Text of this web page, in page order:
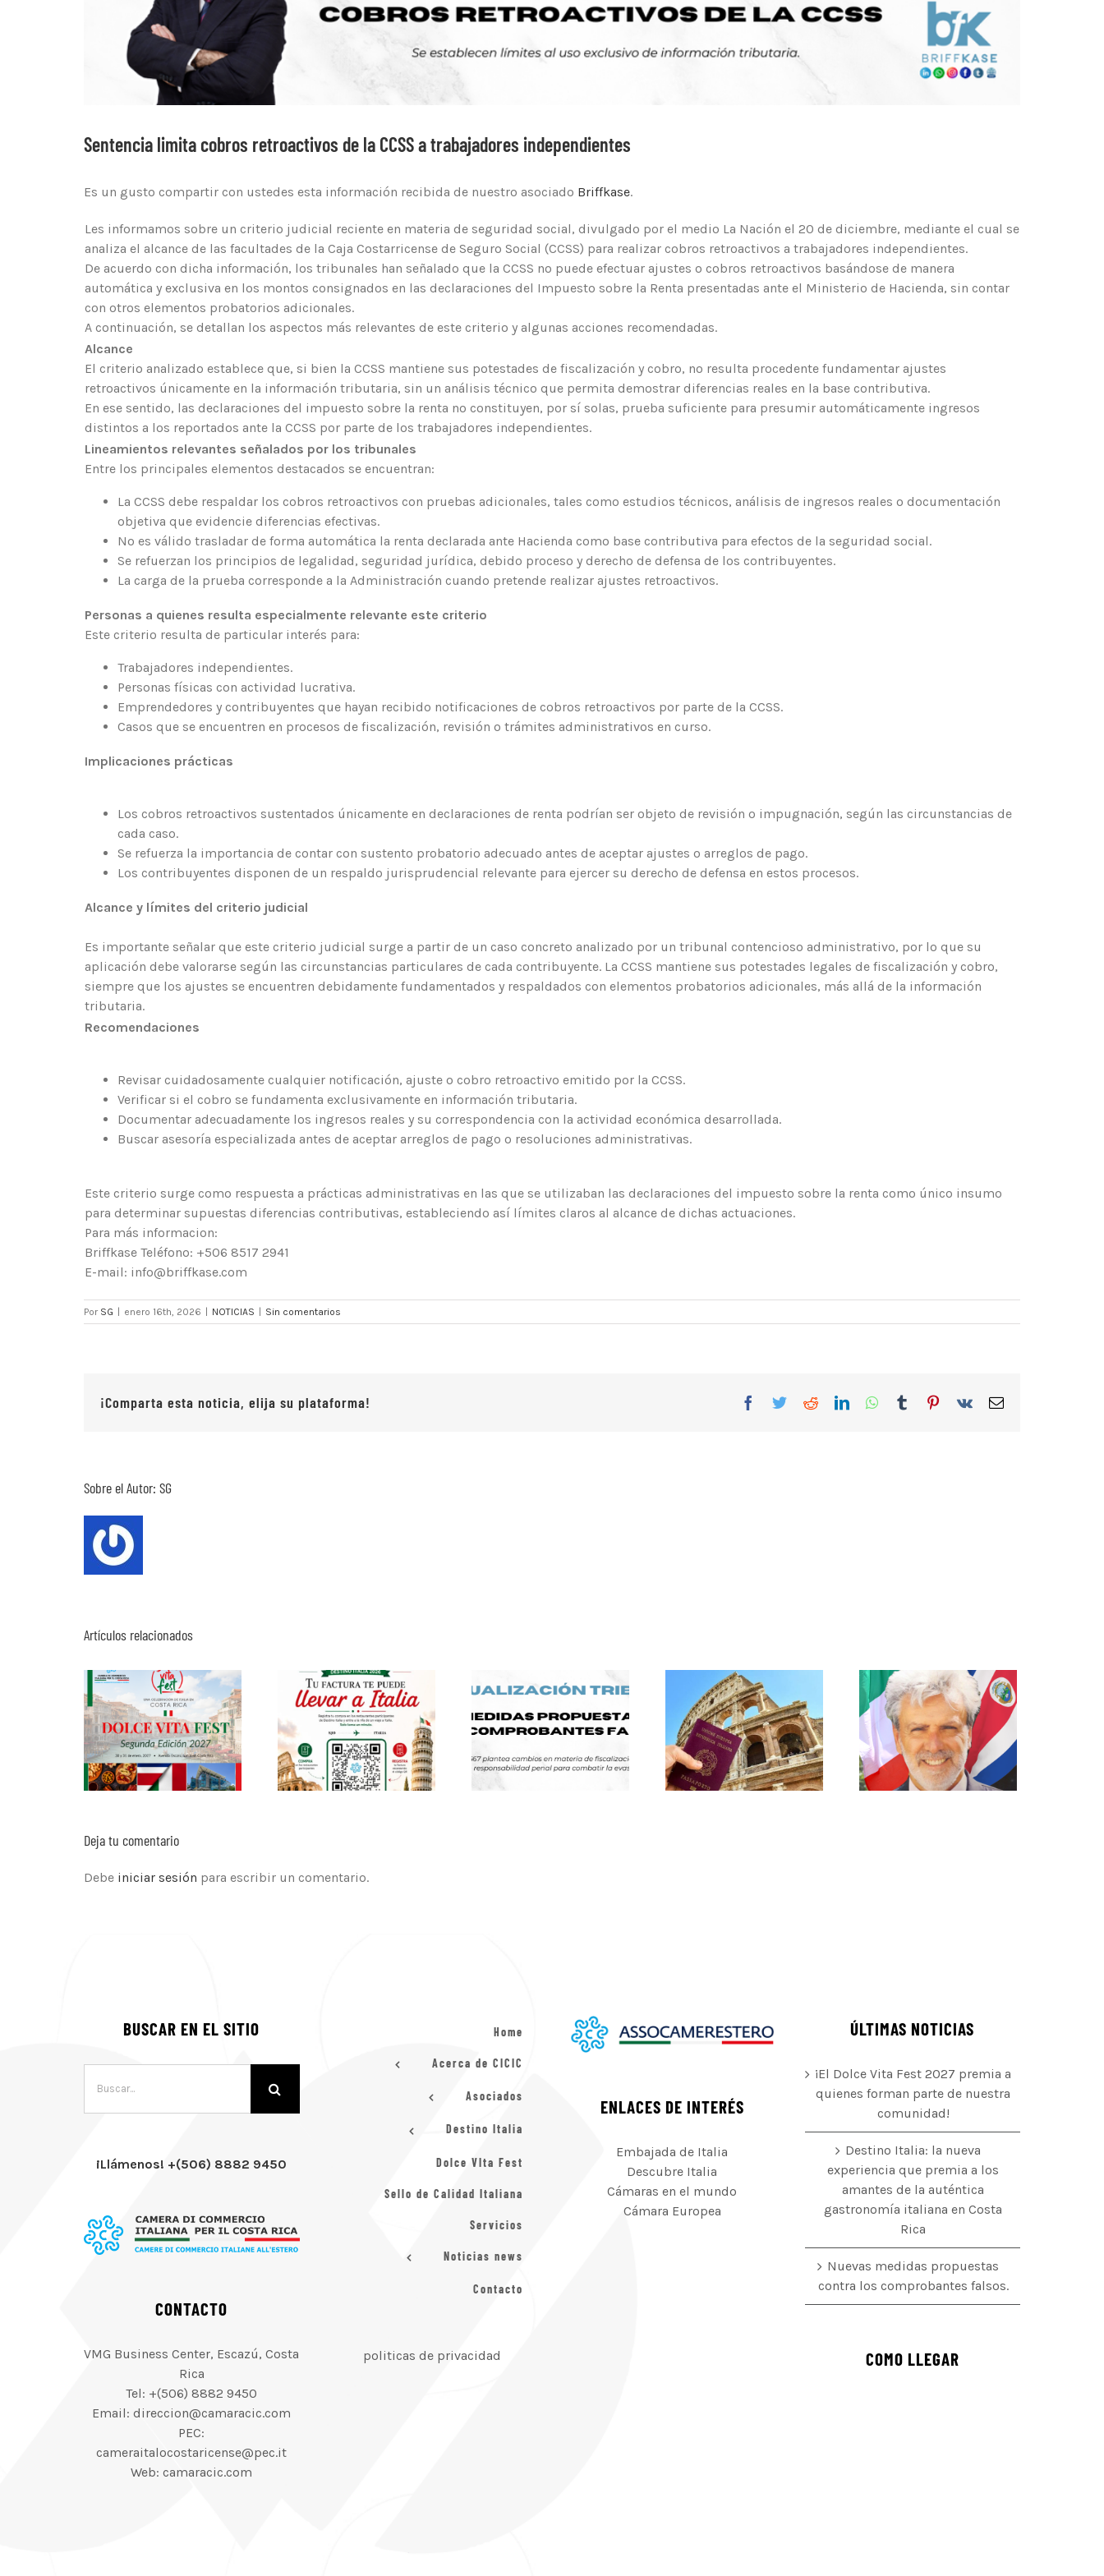
Sentencia limita cobros retroactivos de la CCSS a trabajadores independientes
Es un gusto compartir con ustedes esta información recibida de nuestro asociado Briffkase.
Les informamos sobre un criterio judicial reciente en materia de seguridad social, divulgado por el medio La Nación el 20 de diciembre, mediante el cual se
analiza el alcance de las facultades de la Caja Costarricense de Seguro Social (CCSS) para realizar cobros retroactivos a trabajadores independientes.
De acuerdo con dicha información, los tribunales han señalado que la CCSS no puede efectuar ajustes o cobros retroactivos basándose de manera
automática y exclusiva en los montos consignados en las declaraciones del Impuesto sobre la Renta presentadas ante el Ministerio de Hacienda, sin contar
con otros elementos probatorios adicionales.
A continuación, se detallan los aspectos más relevantes de este criterio y algunas acciones recomendadas.
Alcance
El criterio analizado establece que, si bien la CCSS mantiene sus potestades de fiscalización y cobro, no resulta procedente fundamentar ajustes
retroactivos únicamente en la información tributaria, sin un análisis técnico que permita demostrar diferencias reales en la base contributiva.
En ese sentido, las declaraciones del impuesto sobre la renta no constituyen, por sí solas, prueba suficiente para presumir automáticamente ingresos
distintos a los reportados ante la CCSS por parte de los trabajadores independientes.
Lineamientos relevantes señalados por los tribunales
Entre los principales elementos destacados se encuentran:
La CCSS debe respaldar los cobros retroactivos con pruebas adicionales, tales como estudios técnicos, análisis de ingresos reales o documentación
objetiva que evidencie diferencias efectivas.
No es válido trasladar de forma automática la renta declarada ante Hacienda como base contributiva para efectos de la seguridad social.
Se refuerzan los principios de legalidad, seguridad jurídica, debido proceso y derecho de defensa de los contribuyentes.
La carga de la prueba corresponde a la Administración cuando pretende realizar ajustes retroactivos.
Personas a quienes resulta especialmente relevante este criterio
Este criterio resulta de particular interés para:
Trabajadores independientes.
Personas físicas con actividad lucrativa.
Emprendedores y contribuyentes que hayan recibido notificaciones de cobros retroactivos por parte de la CCSS.
Casos que se encuentren en procesos de fiscalización, revisión o trámites administrativos en curso.
Implicaciones prácticas
Los cobros retroactivos sustentados únicamente en declaraciones de renta podrían ser objeto de revisión o impugnación, según las circunstancias de
cada caso.
Se refuerza la importancia de contar con sustento probatorio adecuado antes de aceptar ajustes o arreglos de pago.
Los contribuyentes disponen de un respaldo jurisprudencial relevante para ejercer su derecho de defensa en estos procesos.
Alcance y límites del criterio judicial
Es importante señalar que este criterio judicial surge a partir de un caso concreto analizado por un tribunal contencioso administrativo, por lo que su
aplicación debe valorarse según las circunstancias particulares de cada contribuyente. La CCSS mantiene sus potestades legales de fiscalización y cobro,
siempre que los ajustes se encuentren debidamente fundamentados y respaldados con elementos probatorios adicionales, más allá de la información
tributaria.
Recomendaciones
Revisar cuidadosamente cualquier notificación, ajuste o cobro retroactivo emitido por la CCSS.
Verificar si el cobro se fundamenta exclusivamente en información tributaria.
Documentar adecuadamente los ingresos reales y su correspondencia con la actividad económica desarrollada.
Buscar asesoría especializada antes de aceptar arreglos de pago o resoluciones administrativas.
Este criterio surge como respuesta a prácticas administrativas en las que se utilizaban las declaraciones del impuesto sobre la renta como único insumo
para determinar supuestas diferencias contributivas, estableciendo así límites claros al alcance de dichas actuaciones.
Para más informacion:
Briffkase Teléfono: +506 8517 2941
E-mail: info@briffkase.com
Por SG enero 16th, 2026 NOTICIAS Sin comentarios
¡Comparta esta noticia, elija su plataforma! Facebook
TwitterRedditLinkedInWhatsApp
TumblrPinterest
Vk
Correo
Sobre el Autor: SG
Artículos relacionados
Deja tu comentario
Debe iniciar sesión para escribir un comentario.
BUSCAR EN EL SITIO
¡Llámenos! +(506) 8882 9450
CONTACTO
VMG Business Center, Escazú, Costa
Rica
Tel: +(506) 8882 9450
Email: direccion@camaracic.com
PEC:
cameraitalocostaricense@pec.it
Web: camaracic.com
Home
Acerca de CICIC
Asociados
Destino Italia
Dolce VIta Fest
Sello de Calidad Italiana
Servicios
Noticias news
Contacto
politicas de privacidad
ENLACES DE INTERÉS
Embajada de Italia
Descubre Italia
Cámaras en el mundo
Cámara Europea
ÚLTIMAS NOTICIAS
¡El Dolce Vita Fest 2027 premia a
quienes forman parte de nuestra
comunidad!
Destino Italia: la nueva
experiencia que premia a los
amantes de la auténtica
gastronomía italiana en Costa
Rica
Nuevas medidas propuestas
contra los comprobantes falsos.
COMO LLEGAR